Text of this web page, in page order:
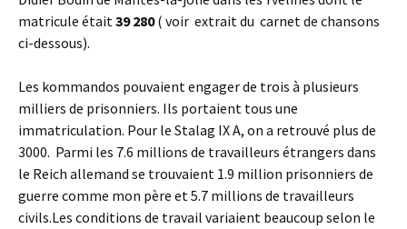
matricule était39 280( voir extrait du carnet de chansons
ci-dessous).
Les kommandos pouvaient engager de trois à plusieurs
milliers de prisonniers. Ils portaient tous une
immatriculation. Pour le Stalag IX A, on a retrouvé plus de
3000. Parmi les 7.6 millions de travailleurs étrangers dans
le Reich allemand se trouvaient 1.9 million prisonniers de
guerre comme mon père et 5.7 millions de travailleurs
civils.Les conditions de travail variaient beaucoup selon le